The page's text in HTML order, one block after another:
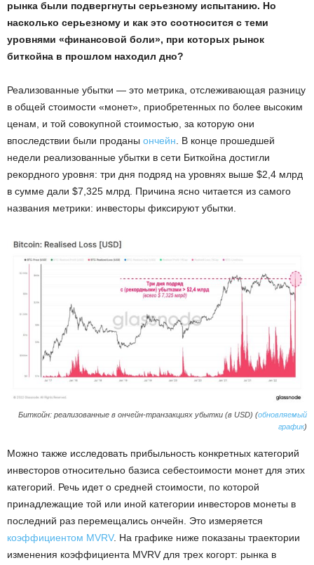
рынка были подвергнуты серьезному испытанию. Но
насколько серьезному и как это соотносится с теми
уровнями «финансовой боли», при которых рынок
биткойна в прошлом находил дно?
Реализованные убытки — это метрика, отслеживающая разницу
в общей стоимости «монет», приобретенных по более высоким
ценам, и той совокупной стоимостью, за которую они
впоследствии были проданы ончейн . В конце прошедшей
недели реализованные убытки в сети Биткойна достигли
рекордного уровня: три дня подряд на уровнях выше $2,4 млрд
в сумме дали $7,325 млрд. Причина ясно читается из самого
названия метрики: инвесторы фиксируют убытки.
Биткойн: реализованные в ончейн-транзакциях убытки (в USD) (обновляемый
график)
Можно также исследовать прибыльность конкретных категорий
инвесторов относительно базиса себестоимости монет для этих
категорий. Речь идет о средней стоимости, по которой
принадлежащие той или иной категории инвесторов монеты в
последний раз перемещались ончейн. Это измеряется
коэффициентом MVRV. На графике ниже показаны траектории
изменения коэффициента MVRV для трех когорт: рынка в